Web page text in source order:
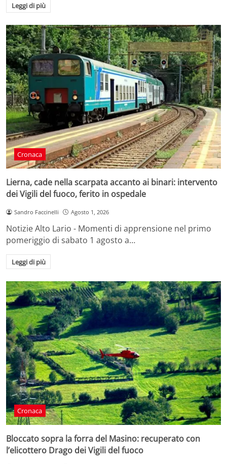
Leggi di più
Cronaca
Lierna, cade nella scarpata accanto ai binari: intervento
dei Vigili del fuoco, ferito in ospedale
Sandro Faccinelli Agosto 1, 2026
Notizie Alto Lario - Momenti di apprensione nel primo
pomeriggio di sabato 1 agosto a…
Leggi di più
Cronaca
Bloccato sopra la forra del Masino: recuperato con
l’elicottero Drago dei Vigili del fuoco